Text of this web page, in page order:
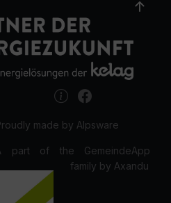
made by Alpsware
part of the GemeindeApp
family by Axandu